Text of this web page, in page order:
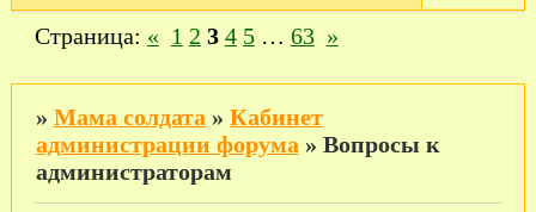
Страница: « 1 2 3 4 5 … 63 »
» Мама солдата » Кабинет
администрации форума » Вопросы к
администраторам